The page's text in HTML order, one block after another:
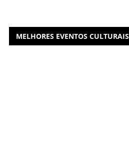
MELHORES EVENTOS CULTURAIS